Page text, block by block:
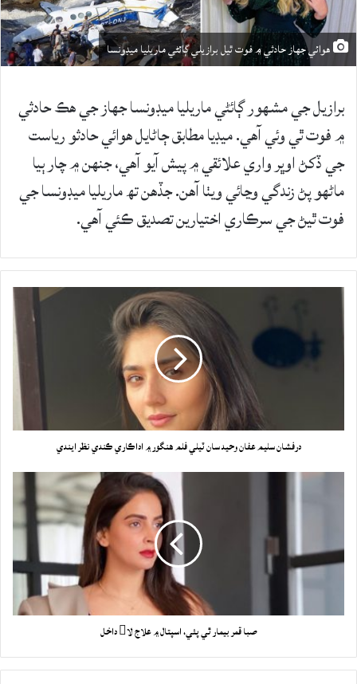
هوائي جهاز حادثي ۾ فوت ٿيل برازيلي ڳائڻي ماريليا ميڊونسا
برازيل جي مشهور ڳائڻي ماريليا ميڊونسا جهاز جي هڪ حادثي
۾ فوت ٿي وئي آهي. ميڊيا مطابق ڄاڻايل هوائي حادثو رياست
جي ڏکڻ اوڀر واري علائقي ۾ پيش آيو آهي، جنهن ۾ چار ٻيا
ماڻهو پڻ زندگي وڃائي ويٺا آهن. جڏهن تھ ماريليا ميڊونسا جي
فوت ٿيڻ جي سرڪاري اختيارين تصديق ڪئي آهي.
درفشان سليم عفان وحيد سان ٽيلي فلم هنگور ۾ اداڪاري ڪندي نظر ايندي
صبا قمر بيمار ٿي پئي، اسپتال ۾ علاج لا داخل